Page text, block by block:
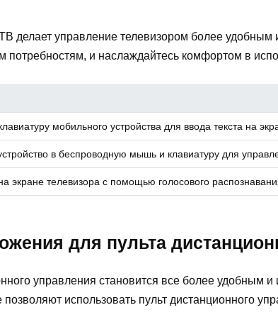
делает управление телевизором более
потребностям, и наслаждайтесь комфортом в
мобильного устройства для ввода текста на
в беспроводную мышь и клавиатуру для
экране телевизора с помощью голосового
для пульта
управления становится все более удобным
использовать пульт дистанционного